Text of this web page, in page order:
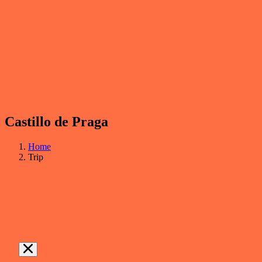
Castillo de Praga
Home
Trip